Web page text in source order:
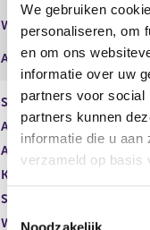
We gebruiken
personaliseren, om
en om ons
informatie over uw
partners voor social
partners kunnen
informatie die u aan
verzameld op basis
Noodzakelijk
s
u
l
t
a
t
Wijze van beschikken
Afwikkeling
Soort aandeel
Aantal aandelen
Aantal stemmen
Kapitaalbelang
Stemrecht
Wijze van beschikken